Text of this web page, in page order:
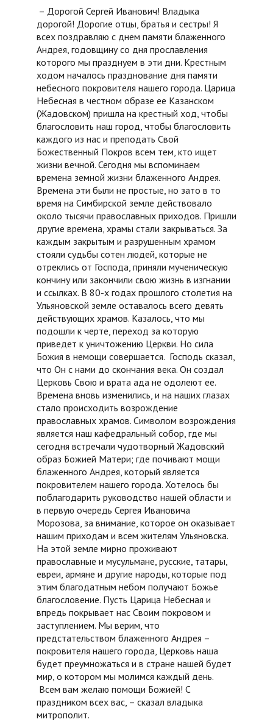
– Дорогой Сергей Иванович! Владыка
дорогой! Дорогие отцы, братья и сестры! Я
всех поздравляю с днем памяти блаженного
Андрея, годовщину со дня прославления
которого мы празднуем в эти дни. Крестным
ходом началось празднование дня памяти
небесного покровителя нашего города. Царица
Небесная в честном образе ее Казанском
(Жадовском) пришла на крестный ход, чтобы
благословить наш город, чтобы благословить
каждого из нас и преподать Свой
Божественный Покров всем тем, кто ищет
жизни вечной. Сегодня мы вспоминаем
времена земной жизни блаженного Андрея.
Времена эти были не простые, но зато в то
время на Симбирской земле действовало
около тысячи православных приходов. Пришли
другие времена, храмы стали закрываться. За
каждым закрытым и разрушенным храмом
стояли судьбы сотен людей, которые не
отреклись от Господа, приняли мученическую
кончину или закончили свою жизнь в изгнании
и ссылках. В 80-х годах прошлого столетия на
Ульяновской земле оставалось всего девять
действующих храмов. Казалось, что мы
подошли к черте, переход за которую
приведет к уничтожению Церкви. Но сила
Божия в немощи совершается. Господь сказал,
что Он с нами до скончания века. Он создал
Церковь Свою и врата ада не одолеют ее.
Времена вновь изменились, и на наших глазах
стало происходить возрождение
православных храмов. Символом возрождения
является наш кафедральный собор, где мы
сегодня встречали чудотворный Жадовский
образ Божией Матери; где почивают мощи
блаженного Андрея, который является
покровителем нашего города. Хотелось бы
поблагодарить руководство нашей области и
в первую очередь Сергея Ивановича
Морозова, за внимание, которое он оказывает
нашим приходам и всем жителям Ульяновска.
На этой земле мирно проживают
православные и мусульмане, русские, татары,
евреи, армяне и другие народы, которые под
этим благодатным небом получают Божье
благословение. Пусть Царица Небесная и
впредь покрывает нас Своим покровом и
заступлением. Мы верим, что
предстательством блаженного Андрея –
покровителя нашего города, Церковь наша
будет преумножаться и в стране нашей будет
мир, о котором мы молимся каждый день.
Всем вам желаю помощи Божией! С
праздником всех вас, – сказал владыка
митрополит.